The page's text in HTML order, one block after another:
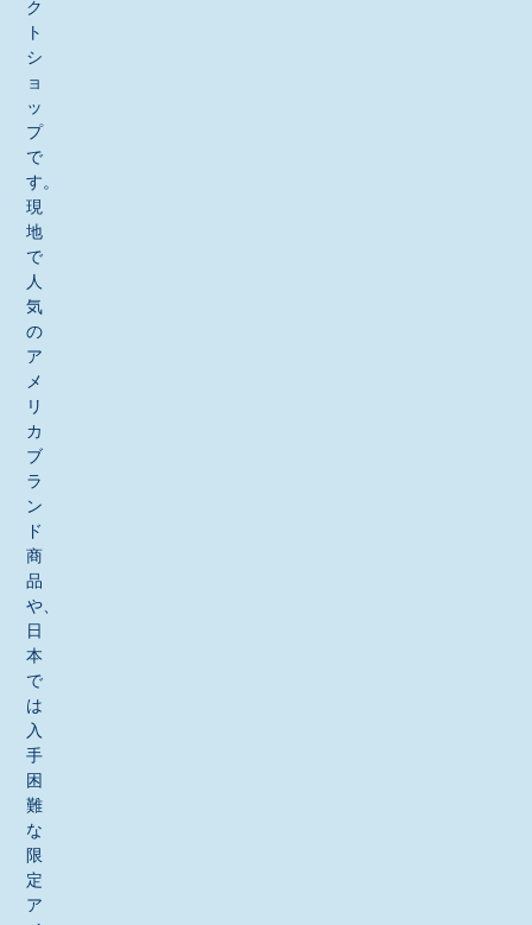
ク
ト
シ
ョ
ッ
プ
で
す。
現
地
で
人
気
の
ア
メ
リ
カ
ブ
ラ
ン
ド
商
品
や、
日
本
で
は
入
手
困
難
な
限
定
ア